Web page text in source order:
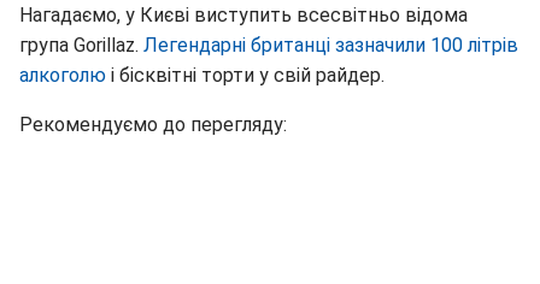
Нагадаємо, у Києві виступить всесвітньо відома
група Gorillaz. Легендарні британці зазначили 100 літрів
алкоголю і бісквітні торти у свій райдер.
Рекомендуємо до перегляду: